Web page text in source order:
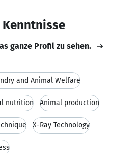
ganze Profil zu sehen.
and Animal Welfare
nutrition Animal production
X-Ray Technology